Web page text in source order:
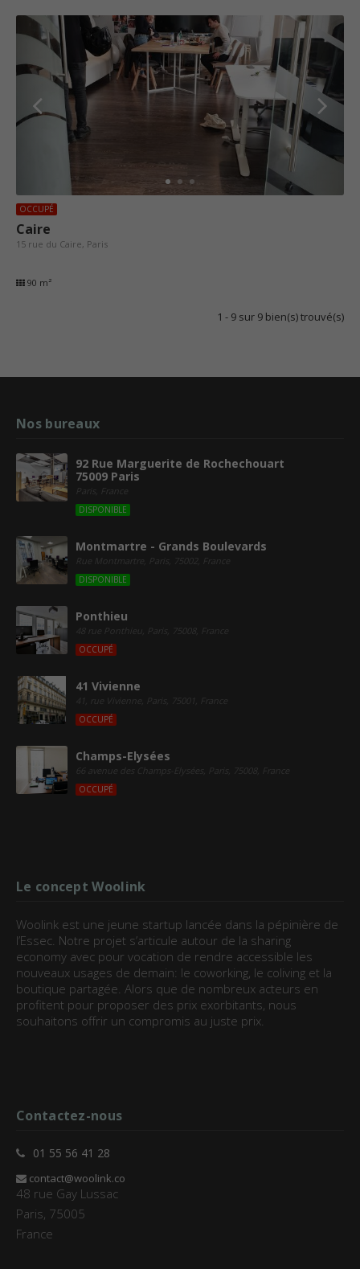
OCCUPÉ
Caire
15 rue du Caire, Paris
90 m²
1 - 9 sur 9 bien(s) trouvé(s)
Nos bureaux
92 Rue Marguerite de Rochechouart
75009 Paris
Paris, France
DISPONIBLE
Montmartre - Grands Boulevards
Rue Montmartre, Paris, 75002, France
DISPONIBLE
Ponthieu
48 rue Ponthieu, Paris, 75008, France
OCCUPÉ
41 Vivienne
41, rue Vivienne, Paris, 75001, France
OCCUPÉ
Champs-Elysées
66 avenue des Champs-Elysées, Paris, 75008, France
OCCUPÉ
Le concept Woolink
Woolink est une jeune startup lancée dans la pépinière de
l’Essec. Notre projet s’articule autour de la sharing
economy avec pour vocation de rendre accessible les
nouveaux usages de demain: le coworking, le coliving et la
boutique partagée. Alors que de nombreux acteurs en
profitent pour proposer des prix exorbitants, nous
souhaitons offrir un compromis au juste prix.
Contactez-nous
01 55 56 41 28
contact@woolink.co
48 rue Gay Lussac
Paris, 75005
France